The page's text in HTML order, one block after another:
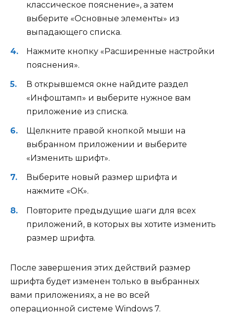
классическое пояснение», а затем
выберите «Основные элементы» из
выпадающего списка.
Нажмите кнопку «Расширенные настройки
пояснения».
В открывшемся окне найдите раздел
«Инфоштамп» и выберите нужное вам
приложение из списка.
Щелкните правой кнопкой мыши на
выбранном приложении и выберите
«Изменить шрифт».
Выберите новый размер шрифта и
нажмите «ОК».
Повторите предыдущие шаги для всех
приложений, в которых вы хотите изменить
размер шрифта.
После завершения этих действий размер
шрифта будет изменен только в выбранных
вами приложениях, а не во всей
операционной системе Windows 7.